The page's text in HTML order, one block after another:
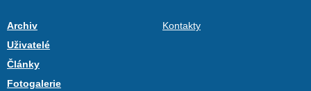
Archiv
Uživatelé
Články
Fotogalerie
Kontakty